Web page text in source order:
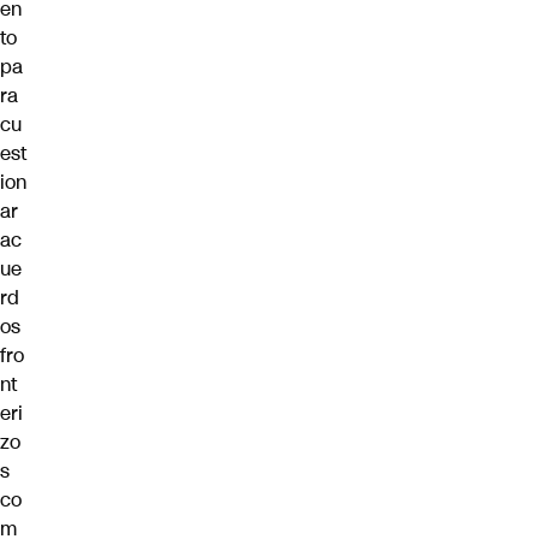
en
to
pa
ra
cu
est
ion
ar
ac
ue
rd
os
fro
nt
eri
zo
s
co
m